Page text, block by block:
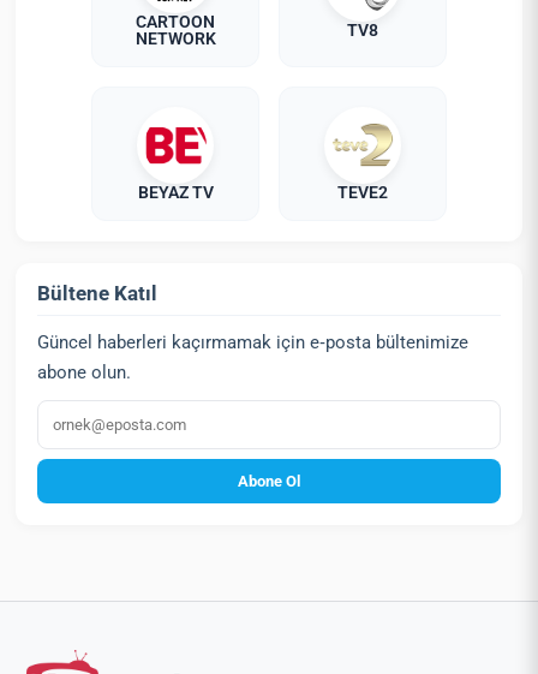
CARTOON
NETWORK
TV8
BEYAZ TV TEVE2
Bültene Katıl
Güncel haberleri kaçırmamak için e‑posta bültenimize
abone olun.
E‑posta
Abone Ol